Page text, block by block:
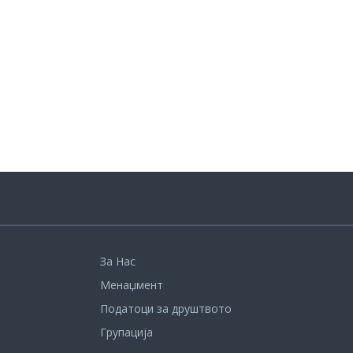
За Нас
Менаџмент
Податоци за друштвото
Групација